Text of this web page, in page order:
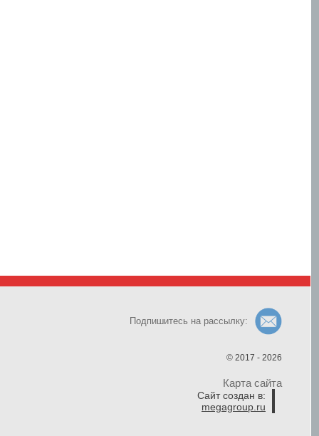
Подпишитесь на рассылку:
© 2017 - 2026
Карта сайта
Сайт создан в:
megagroup.ru